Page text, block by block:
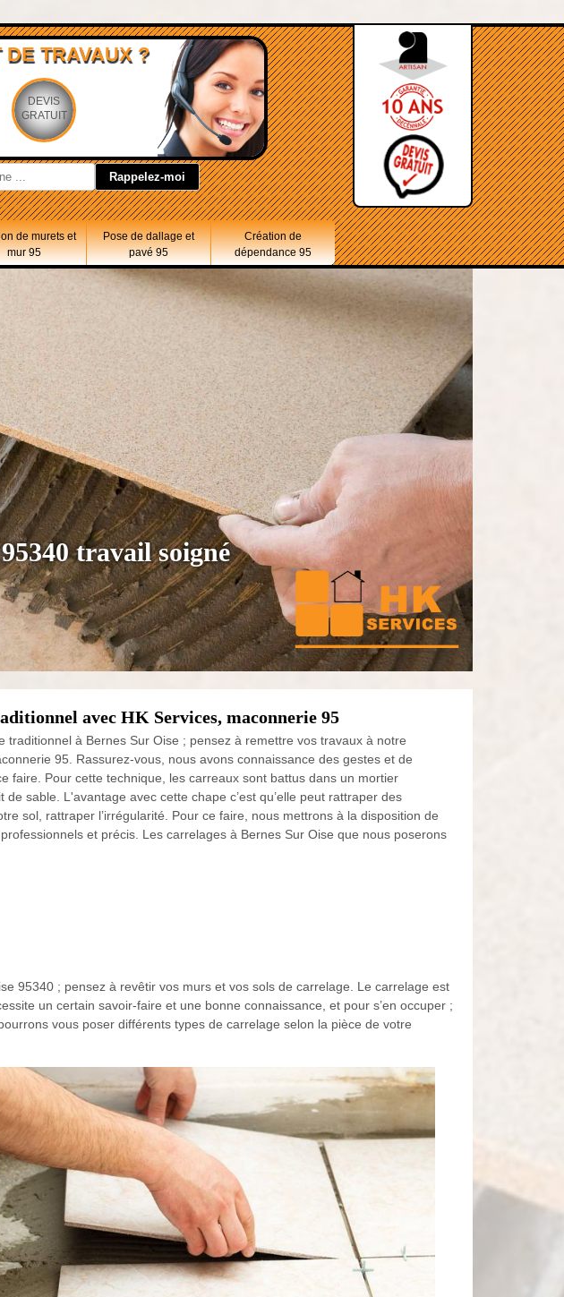
DE TRAVAUX ?
DEVIS
GRATUIT
de murets et
mur 95
Pose de dallage et
pavé 95
Création de
dépendance 95
travail soigné
avec HK Services, maconnerie 95
traditionnel à Bernes Sur Oise ; pensez à remettre vos travaux à notre
95. Rassurez-vous, nous avons connaissance des gestes et de
faire. Pour cette technique, les carreaux sont battus dans un mortier
sable. L'avantage avec cette chape c’est qu’elle peut rattraper des
sol, rattraper l’irrégularité. Pour ce faire, nous mettrons à la disposition de
et précis. Les carrelages à Bernes Sur Oise que nous poserons
95340 ; pensez à revêtir vos murs et vos sols de carrelage. Le carrelage est
un certain savoir-faire et une bonne connaissance, et pour s’en occuper ;
vous poser différents types de carrelage selon la pièce de votre